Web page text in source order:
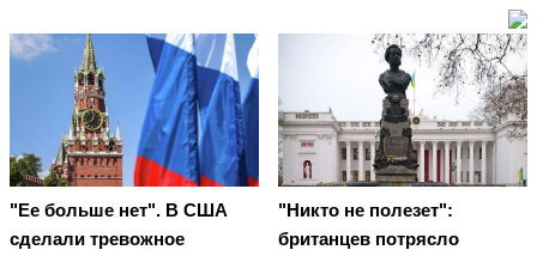
"Ее больше нет". В США
сделали тревожное
"Никто не полезет":
британцев потрясло